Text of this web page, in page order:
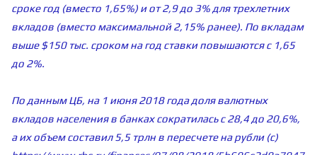
сроке год (вместо 1,65%) и от 2,9 до 3% для трехлетних
вкладов (вместо максимальной 2,15% ранее). По вкладам
выше $150 тыс. сроком на год ставки повышаются c 1,65
до 2%.
По данным ЦБ, на 1 июня 2018 года доля валютных
вкладов населения в банках сократилась с 28,4 до 20,6%,
а их объем составил 5,5 трлн в пересчете на рубли (с)